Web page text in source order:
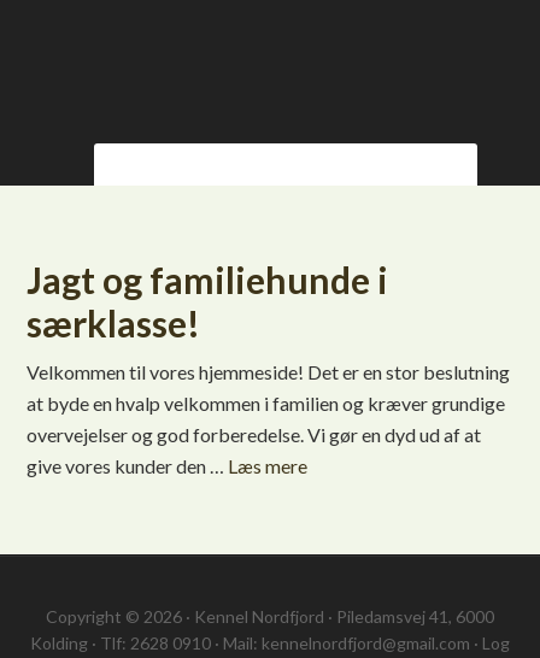
Jagt og familiehunde i
særklasse!
Velkommen til vores hjemmeside! Det er en stor beslutning
at byde en hvalp velkommen i familien og kræver grundige
overvejelser og god forberedelse. Vi gør en dyd ud af at
give vores kunder den … Læs mere
Copyright © 2026 · Kennel Nordfjord · Piledamsvej 41, 6000
Kolding · Tlf: 2628 0910 · Mail: kennelnordfjord@gmail.com · Log